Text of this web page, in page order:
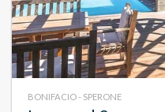
BONIFACIO - SPERONE